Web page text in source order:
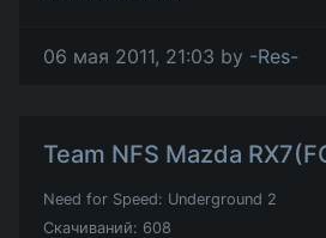
06 мая 2011, 21:03 by -Res-
Team NFS Mazda
Need for Speed: Underground 2
Скачиваний: 608